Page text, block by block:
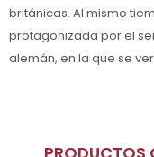
británicas. Al mismo
protagonizada por el
alemán, en la que se